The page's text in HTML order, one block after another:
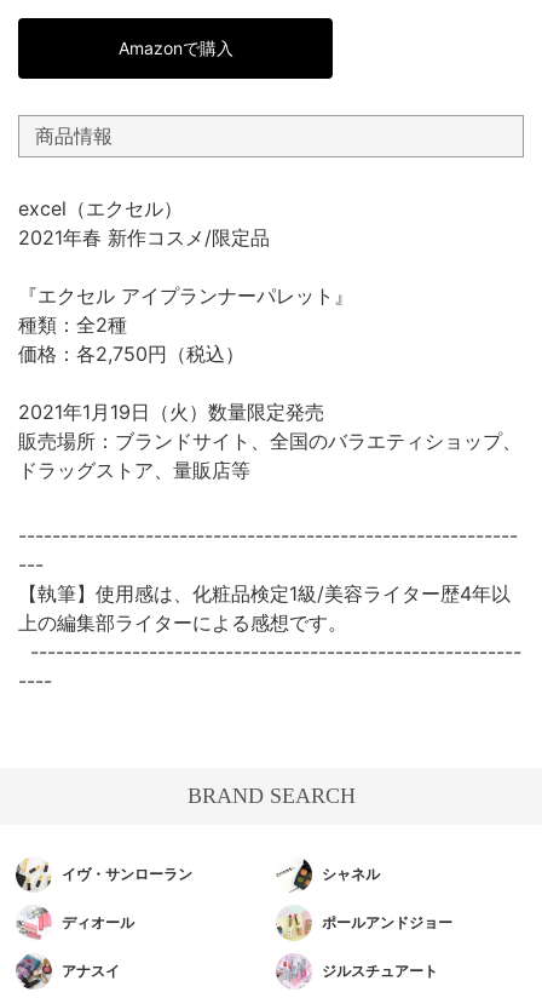
Amazonで購入
商品情報
excel（エクセル）
2021年春 新作コスメ/限定品
『エクセル アイプランナーパレット』
種類：全2種
価格：各2,750円（税込）
2021年1月19日（火）数量限定発売
販売場所：ブランドサイト、全国のバラエティショップ、
ドラッグストア、量販店等
-----------------------------------------------------------
---
【執筆】使用感は、化粧品検定1級/美容ライター歴4年以
上の編集部ライターによる感想です。
----------------------------------------------------------
----
BRAND SEARCH
イヴ・サンローラン シャネル
ディオール ポールアンドジョー
アナスイ ジルスチュアート